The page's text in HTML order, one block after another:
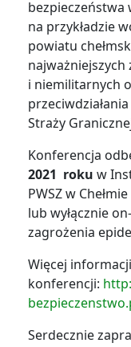
bezpieczeństwa
na przykładzie
powiatu
i niemilitarnych
przeciwdziałania
Straży
Konferencja
2021 roku w
PWSZ w
lub wyłącznie
zagrożenia
Więcej
konferencji:
Serdecznie